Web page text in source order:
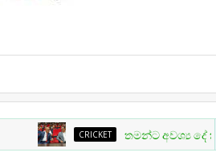
CRICKET තමන්ට අවශ්‍ය දේ ක්‍රිකට්